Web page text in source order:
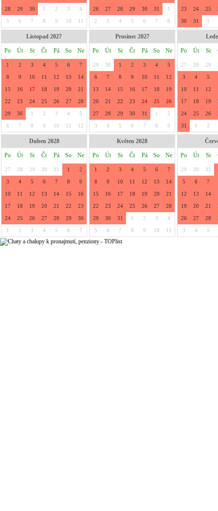
28 29 30 1 2 3 4
5 6 7 8 9 10 11
26 27 28 29 30 31 1
2 3 4 5 6 7 8
23 24 25
30 31 1
Listopad 2027
Po Út St Čt Pá So Ne
1 2 3 4 5 6 7
8 9 10 11 12 13 14
15 16 17 18 19 20 21
22 23 24 25 26 27 28
29 30 1 2 3 4 5
6 7 8 9 10 11 12
Prosinec 2027
Po Út St Čt Pá So Ne
29 30 1 2 3 4 5
6 7 8 9 10 11 12
13 14 15 16 17 18 19
20 21 22 23 24 25 26
27 28 29 30 31 1 2
3 4 5 6 7 8 9
Po Út St
27 28 29
3 4 5
10 11 12
17 18 19
24 25 26
31 1 2
Duben 2028
Po Út St Čt Pá So Ne
27 28 29 30 31 1 2
3 4 5 6 7 8 9
10 11 12 13 14 15 16
17 18 19 20 21 22 23
24 25 26 27 28 29 30
1 2 3 4 5 6 7
Květen 2028
Po Út St Čt Pá So Ne
1 2 3 4 5 6 7
8 9 10 11 12 13 14
15 16 17 18 19 20 21
22 23 24 25 26 27 28
29 30 31 1 2 3 4
5 6 7 8 9 10 11
Po Út St
29 30 31
5 6 7
12 13 14
19 20 21
26 27 28
3 4 5